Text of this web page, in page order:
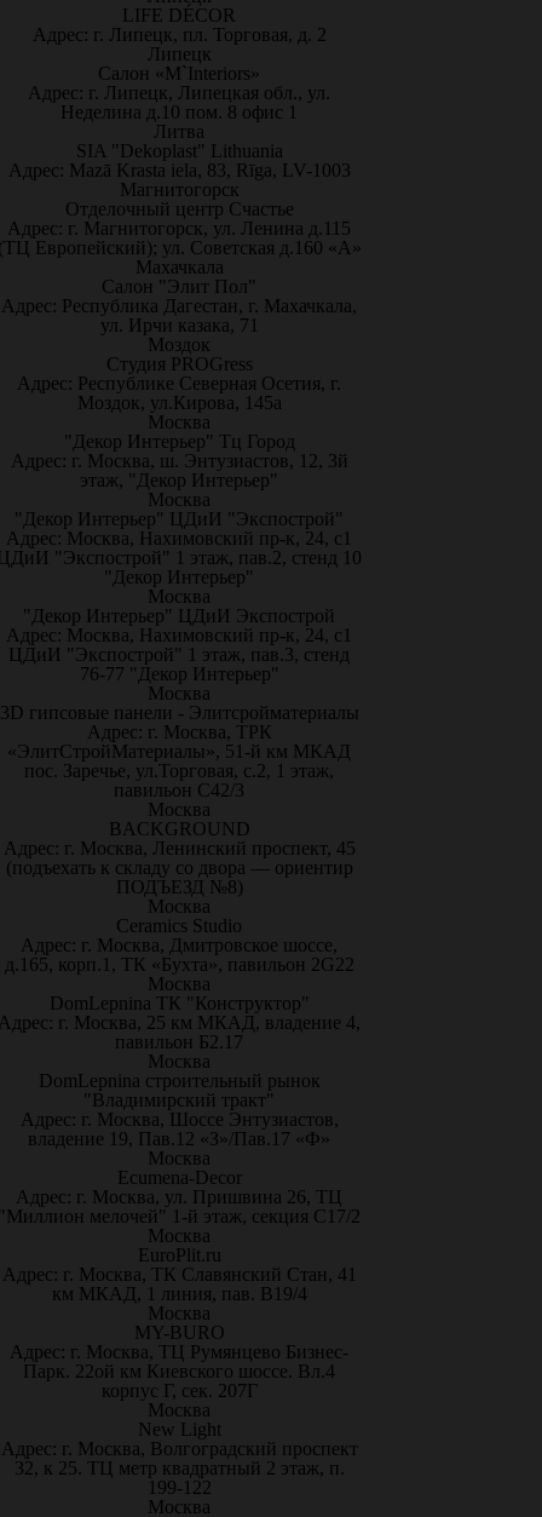
LIFE DÉCOR
Адрес: г. Липецк, пл. Торговая, д. 2
Липецк
Салон «M`Interiors»
Адрес: г. Липецк, Липецкая обл., ул.
Неделина д.10 пом. 8 офис 1
Литва
SIA "Dekoplast" Lithuania
Адрес: Mazā Krasta iela, 83, Rīga, LV-1003
Магнитогорск
Отделочный центр Счастье
Адрес: г. Магнитогорск, ул. Ленина д.115
Европейский); ул. Советская д.160 «А»
Махачкала
Салон "Элит Пол"
Адрес: Республика Дагестан, г. Махачкала,
ул. Ирчи казака, 71
Моздок
Студия PROGress
Адрес: Республике Северная Осетия, г.
Моздок, ул.Кирова, 145а
Москва
"Декор Интерьер" Тц Город
Адрес: г. Москва, ш. Энтузиастов, 12, 3й
этаж, "Декор Интерьер"
Москва
"Декор Интерьер" ЦДиИ "Экспострой"
Адрес: Москва, Нахимовский пр-к, 24, с1
"Экспострой" 1 этаж, пав.2, стенд 10
"Декор Интерьер"
Москва
"Декор Интерьер" ЦДиИ Экспострой
Адрес: Москва, Нахимовский пр-к, 24, с1
ЦДиИ "Экспострой" 1 этаж, пав.3, стенд
76-77 "Декор Интерьер"
Москва
3D гипсовые панели - Элитсройматериалы
Адрес: г. Москва, ТРК
«ЭлитСтройМатериалы», 51-й км МКАД
пос. Заречье, ул.Торговая, с.2, 1 этаж,
павильон С42/3
Москва
BACKGROUND
Адрес: г. Москва, Ленинский проспект, 45
(подъехать к складу со двора — ориентир
ПОДЪЕЗД №8)
Москва
Ceramics Studio
Адрес: г. Москва, Дмитровское шоссе,
д.165, корп.1, ТК «Бухта», павильон 2G22
Москва
DomLepnina ТК "Конструктор"
г. Москва, 25 км МКАД, владение 4,
павильон Б2.17
Москва
DomLepnina строительный рынок
"Владимирский тракт"
Адрес: г. Москва, Шоссе Энтузиастов,
владение 19, Пав.12 «З»/Пав.17 «Ф»
Москва
Ecumena-Decor
Адрес: г. Москва, ул. Пришвина 26, ТЦ
мелочей" 1-й этаж, секция С17/2
Москва
EuroPlit.ru
Адрес: г. Москва, ТК Славянский Стан, 41
км МКАД, 1 линия, пав. В19/4
Москва
MY-BURO
Адрес: г. Москва, ТЦ Румянцево Бизнес-
Парк. 22ой км Киевского шоссе. Вл.4
корпус Г, сек. 207Г
Москва
New Light
Адрес: г. Москва, Волгоградский проспект
32, к 25. ТЦ метр квадратный 2 этаж, п.
199-122
Москва